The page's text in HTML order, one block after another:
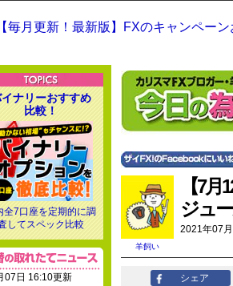
【毎月更新！最新版】FXのキャンペー
羊飼い
【7
ジュ
2021年07
シェア
ナリーおすすめ
比較！
全7口座を定期的に調
してスペック比較
07日 16:10更新